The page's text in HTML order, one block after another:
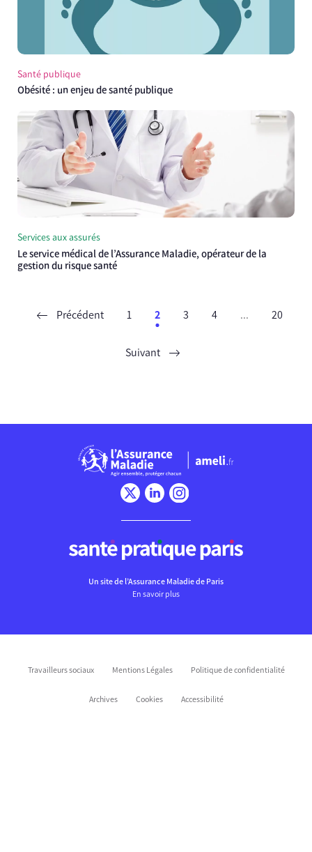
Santé publique
Obésité : un enjeu de santé publique
Services aux assurés
Le service médical de l’Assurance Maladie, opérateur de la
gestion du risque santé
Précédent 1 2 3 4 ... 20
Suivant
Un site de l’Assurance Maladie de Paris
En savoir plus
Travailleurs sociaux Mentions Légales Politique de confidentialité
Archives Cookies Accessibilité